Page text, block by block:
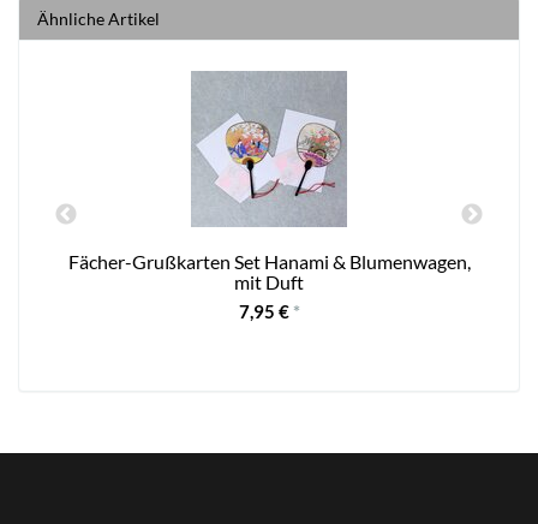
Ähnliche Artikel
Fächer-Grußkarten Set Hanami & Blumenwagen,
mit Duft
7,95 € *